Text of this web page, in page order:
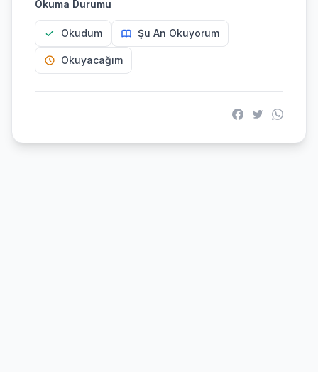
Okuma Durumu
Okudum Şu An Okuyorum
Okuyacağım